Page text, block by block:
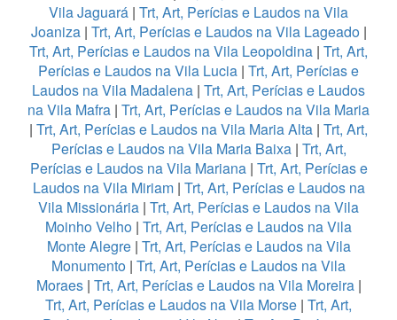
Vila Jaguará | Trt, Art, Perícias e Laudos na Vila
Joaniza| Trt, Art, Perícias e Laudos na Vila Lageado|
Trt, Art, Perícias e Laudos na Vila Leopoldina | Trt, Art,
Perícias e Laudos na Vila Lucia | Trt, Art, Perícias e
Laudos na Vila Madalena | Trt, Art, Perícias e Laudos
na Vila Mafra | Trt, Art, Perícias e Laudos na Vila Maria
| Trt, Art, Perícias e Laudos na Vila Maria Alta | Trt, Art,
Perícias e Laudos na Vila Maria Baixa| Trt, Art,
Perícias e Laudos na Vila Mariana| Trt, Art, Perícias e
Laudos na Vila Miriam| Trt, Art, Perícias e Laudos na
Vila Missionária | Trt, Art, Perícias e Laudos na Vila
Moinho Velho | Trt, Art, Perícias e Laudos na Vila
Monte Alegre| Trt, Art, Perícias e Laudos na Vila
Monumento | Trt, Art, Perícias e Laudos na Vila
Moraes| Trt, Art, Perícias e Laudos na Vila Moreira|
Trt, Art, Perícias e Laudos na Vila Morse | Trt, Art,